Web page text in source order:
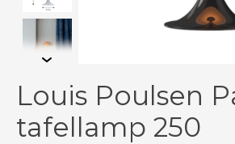
Louis Poulsen
tafellamp 250